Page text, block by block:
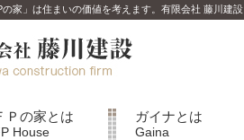
家」は住まいの価値を考えます。有限会社 藤川建設
Ｐの家とは
House
ガイナとは
Gaina